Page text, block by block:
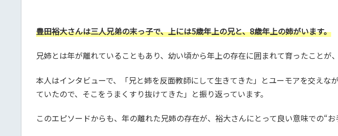
豊田裕大さんは三人兄弟の末っ子で、上には5歳年上の兄と、8歳年上の姉がいます。
兄姉とは年が離れていることもあり、幼い頃から年上の存在に囲まれて育ったことが
本人はインタビューで、「兄と姉を反面教師にして生きてきた」とユーモアを交え
ていたので、そこをうまくすり抜けてきた」と振り返っています。
このエピソードからも、年の離れた兄姉の存在が、裕大さんにとって良い意味での“